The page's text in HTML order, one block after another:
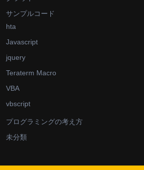
サンプルコード
hta
Javascript
jquery
Teraterm Macro
VBA
vbscript
プログラミングの考え方
未分類